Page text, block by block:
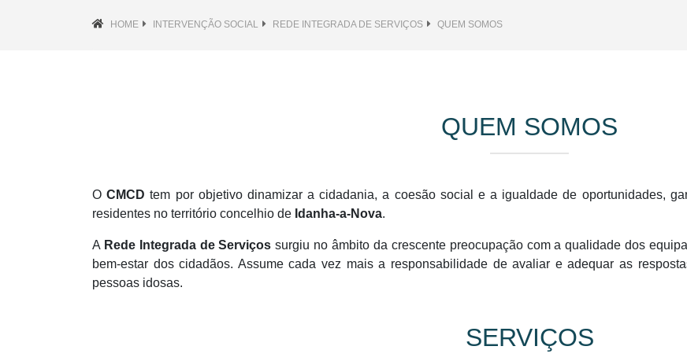
HOME INTERVENÇÃO SOCIAL REDE INTEGRADA DE SERVIÇOS QUEM SOMOS
QUEM SOMOS
OCMCD tem por objetivo dinamizar a cidadania, a coesão social e a igualdade de oportunidades,
residentes no território concelhio de Idanha-a-Nova.
A Rede Integrada de Serviços surgiu no âmbito da crescente preocupação com a qualidade dos
bem-estar dos cidadãos. Assume cada vez mais a responsabilidade de avaliar e adequar as
pessoas idosas.
SERVIÇOS